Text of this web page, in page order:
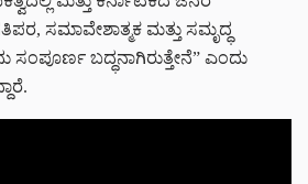
ಸಮಾವೇಶಾತ್ಮಕ ಮತ್ತು ಸಮೃದ್ಧ
ಸಂಪೂರ್ಣ ಬದ್ಧನಾಗಿರುತ್ತೇನೆ” ಎಂದು